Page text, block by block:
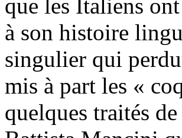
que les Italiens
à son histoire
singulier qui
mis à part les «
quelques traités